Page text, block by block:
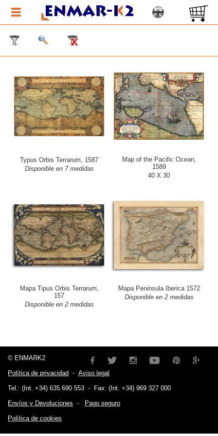
Typus Orbis Terrarum, 1587
Disponible en 7 medidas
Map of the Pacific Ocean,
1589
40 X 30
Mapa Tipus Orbis Terrarum,
157
Disponible en 2 medidas
Mapa Peninsula Iberica 1572
Disponible en 2 medidas
© ENMARK2
Política de privacidad - Aviso legal
Tel.: (Int. +34) 635 690 553 - Fax: (Int. +34) 969 327 000
Envíos y Devoluciones - Pago seguro
Política de cookies